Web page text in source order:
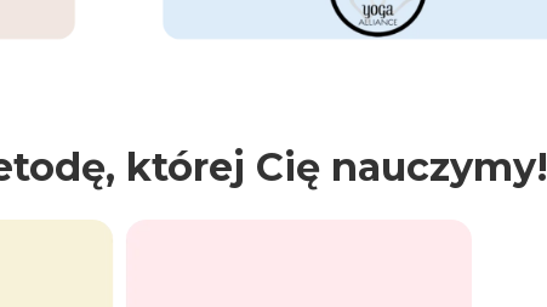
której Cię nauczymy!